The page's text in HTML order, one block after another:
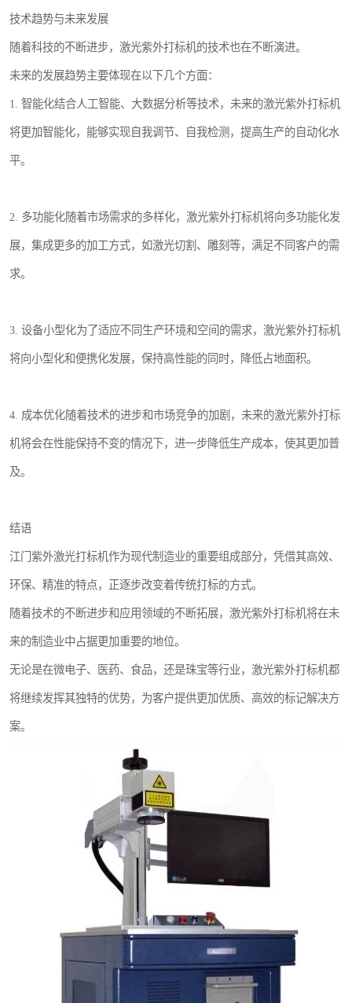
技术趋势与未来发展
随着科技的不断进步，激光紫外打标机的技术也在不断演进。
未来的发展趋势主要体现在以下几个方面：
1. 智能化结合人工智能、大数据分析等技术，未来的激光紫外打标机
将更加智能化，能够实现自我调节、自我检测，提高生产的自动化水
平。
2. 多功能化随着市场需求的多样化，激光紫外打标机将向多功能化发
展，集成更多的加工方式，如激光切割、雕刻等，满足不同客户的需
求。
3. 设备小型化为了适应不同生产环境和空间的需求，激光紫外打标机
将向小型化和便携化发展，保持高性能的同时，降低占地面积。
4. 成本优化随着技术的进步和市场竞争的加剧，未来的激光紫外打标
机将会在性能保持不变的情况下，进一步降低生产成本，使其更加普
及。
结语
江门紫外激光打标机作为现代制造业的重要组成部分，凭借其高效、
环保、精准的特点，正逐步改变着传统打标的方式。
随着技术的不断进步和应用领域的不断拓展，激光紫外打标机将在未
来的制造业中占据更加重要的地位。
无论是在微电子、医药、食品，还是珠宝等行业，激光紫外打标机都
将继续发挥其独特的优势，为客户提供更加优质、高效的标记解决方
案。